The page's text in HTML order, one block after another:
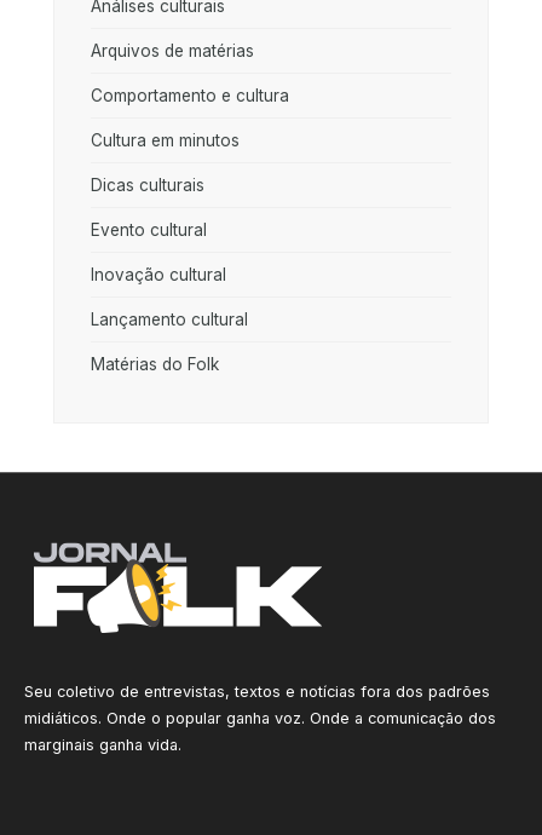
Análises culturais
Arquivos de matérias
Comportamento e cultura
Cultura em minutos
Dicas culturais
Evento cultural
Inovação cultural
Lançamento cultural
Matérias do Folk
Seu coletivo de entrevistas, textos e notícias fora dos padrões
midiáticos. Onde o popular ganha voz. Onde a comunicação dos
marginais ganha vida.